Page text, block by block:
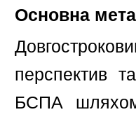
Основна
перспектив
БСПА шляхом